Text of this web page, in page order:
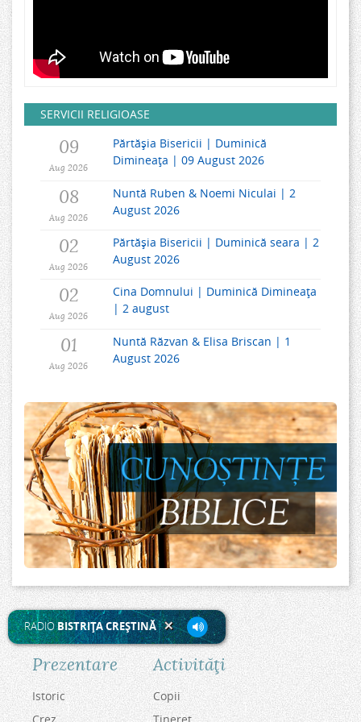
SERVICII RELIGIOASE
09
Aug 2026
Părtășia Bisericii | Duminică
Dimineața | 09 August 2026
08
Aug 2026
Nuntă Ruben & Noemi Niculai | 2
August 2026
02
Aug 2026
Părtășia Bisericii | Duminică seara | 2
August 2026
02
Aug 2026
Cina Domnului | Duminică Dimineața
| 2 august
01
Aug 2026
Nuntă Răzvan & Elisa Briscan | 1
August 2026
RADIOBISTRIŢA CREŞTINĂ
Prezentare
Istoric
Activităţi
Copii